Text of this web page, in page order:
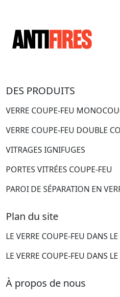
DES PRODUITS
VERRE COUPE-FEU
VERRE COUPE-FEU DOUBLE
VITRAGES IGNIFUGES
PORTES VITRÉES COUPE-FEU
PAROI DE SÉPARATION EN
Plan du site
LE VERRE COUPE-FEU DANS
LE VERRE COUPE-FEU DANS
À propos de nous